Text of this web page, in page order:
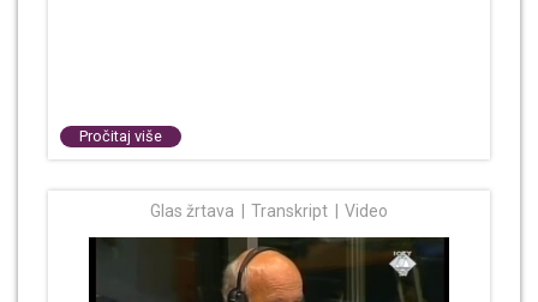
Pročitaj više
Glas žrtava Transkript Video